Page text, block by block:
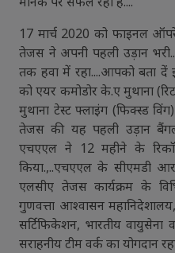
17 मार्च 2020 को फाइनल
तेजस ने अपनी पहली उड़ान
तक हवा में रहा....आपको बता
को एयर कमोडोर के.ए मुथाना
मुथाना टेस्ट फ्लाइंग (फिक्स्ड
तेजस की यह पहली उड़ान
एचएएल ने 12 महीने के
किया.,..एचएएल के सीएमडी
एलसीए तेजस कार्यक्रम के
गुणवत्ता आश्वासन
सर्टिफिकेशन, भारतीय
सराहनीय टीम वर्क का योगदान